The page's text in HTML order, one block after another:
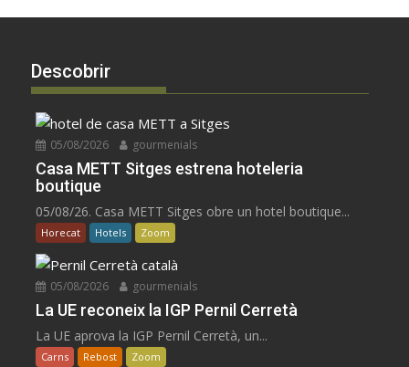
Descobrir
05/08/2026 gourmenials
Casa METT Sitges estrena hoteleria
boutique
05/08/26. Casa METT Sitges obre un hotel boutique...
Horecat Hotels Zoom
05/08/2026 gourmenials
La UE reconeix la IGP Pernil Cerretà
La UE aprova la IGP Pernil Cerretà, un...
Carns Rebost Zoom